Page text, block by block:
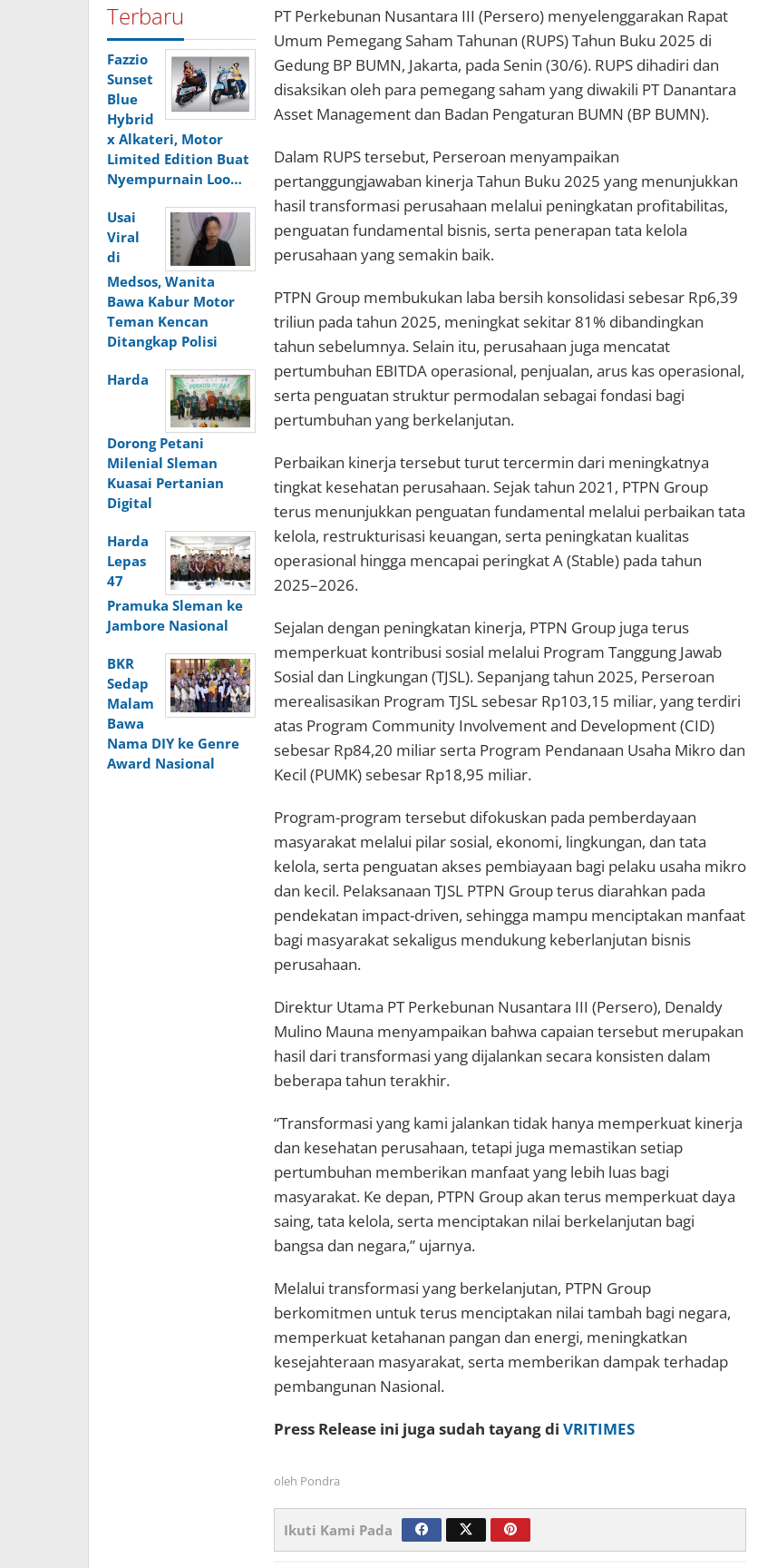
Terbaru
Fazzio
Sunset
Blue
Hybrid
x Alkateri, Motor
Limited Edition Buat
Nyempurnain Loo…
Usai
Viral
di
Medsos, Wanita
Bawa Kabur Motor
Teman Kencan
Ditangkap Polisi
Harda
Dorong Petani
Milenial Sleman
Kuasai Pertanian
Digital
Harda
Lepas
47
Pramuka Sleman ke
Jambore Nasional
BKR
Sedap
Malam
Bawa
Nama DIY ke Genre
Award Nasional
PT Perkebunan Nusantara III (Persero) menyelenggarakan Rapat
Umum Pemegang Saham Tahunan (RUPS) Tahun Buku 2025 di
Gedung BP BUMN, Jakarta, pada Senin (30/6). RUPS dihadiri dan
disaksikan oleh para pemegang saham yang diwakili PT Danantara
Asset Management dan Badan Pengaturan BUMN (BP BUMN).
Dalam RUPS tersebut, Perseroan menyampaikan
pertanggungjawaban kinerja Tahun Buku 2025 yang menunjukkan
hasil transformasi perusahaan melalui peningkatan profitabilitas,
penguatan fundamental bisnis, serta penerapan tata kelola
perusahaan yang semakin baik.
PTPN Group membukukan laba bersih konsolidasi sebesar Rp6,39
triliun pada tahun 2025, meningkat sekitar 81% dibandingkan
tahun sebelumnya. Selain itu, perusahaan juga mencatat
pertumbuhan EBITDA operasional, penjualan, arus kas operasional,
serta penguatan struktur permodalan sebagai fondasi bagi
pertumbuhan yang berkelanjutan.
Perbaikan kinerja tersebut turut tercermin dari meningkatnya
tingkat kesehatan perusahaan. Sejak tahun 2021, PTPN Group
terus menunjukkan penguatan fundamental melalui perbaikan tata
kelola, restrukturisasi keuangan, serta peningkatan kualitas
operasional hingga mencapai peringkat A (Stable) pada tahun
2025–2026.
Sejalan dengan peningkatan kinerja, PTPN Group juga terus
memperkuat kontribusi sosial melalui Program Tanggung Jawab
Sosial dan Lingkungan (TJSL). Sepanjang tahun 2025, Perseroan
merealisasikan Program TJSL sebesar Rp103,15 miliar, yang terdiri
atas Program Community Involvement and Development (CID)
sebesar Rp84,20 miliar serta Program Pendanaan Usaha Mikro dan
Kecil (PUMK) sebesar Rp18,95 miliar.
Program-program tersebut difokuskan pada pemberdayaan
masyarakat melalui pilar sosial, ekonomi, lingkungan, dan tata
kelola, serta penguatan akses pembiayaan bagi pelaku usaha mikro
dan kecil. Pelaksanaan TJSL PTPN Group terus diarahkan pada
pendekatan impact-driven, sehingga mampu menciptakan manfaat
bagi masyarakat sekaligus mendukung keberlanjutan bisnis
perusahaan.
Direktur Utama PT Perkebunan Nusantara III (Persero), Denaldy
Mulino Mauna menyampaikan bahwa capaian tersebut merupakan
hasil dari transformasi yang dijalankan secara konsisten dalam
beberapa tahun terakhir.
“Transformasi yang kami jalankan tidak hanya memperkuat kinerja
dan kesehatan perusahaan, tetapi juga memastikan setiap
pertumbuhan memberikan manfaat yang lebih luas bagi
masyarakat. Ke depan, PTPN Group akan terus memperkuat daya
saing, tata kelola, serta menciptakan nilai berkelanjutan bagi
bangsa dan negara,” ujarnya.
Melalui transformasi yang berkelanjutan, PTPN Group
berkomitmen untuk terus menciptakan nilai tambah bagi negara,
memperkuat ketahanan pangan dan energi, meningkatkan
kesejahteraan masyarakat, serta memberikan dampak terhadap
pembangunan Nasional.
Press Release ini juga sudah tayang di VRITIMES
oleh Pondra
Ikuti Kami Pada